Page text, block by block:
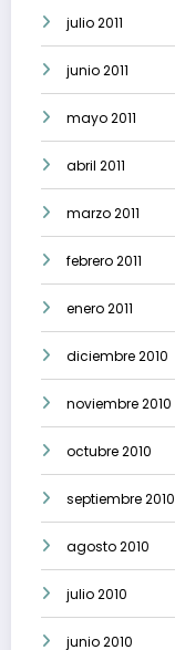
julio 2011
junio 2011
mayo 2011
abril 2011
marzo 2011
febrero 2011
enero 2011
diciembre 2010
noviembre 2010
octubre 2010
septiembre 2010
agosto 2010
julio 2010
junio 2010